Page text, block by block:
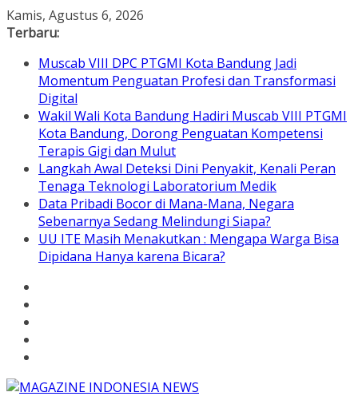
Skip
to
Kamis, Agustus 6, 2026
Terbaru:
Muscab VIII DPC PTGMI Kota Bandung Jadi
Momentum Penguatan Profesi dan Transformasi
Digital
Wakil Wali Kota Bandung Hadiri Muscab VIII PTGMI
Kota Bandung, Dorong Penguatan Kompetensi
Terapis Gigi dan Mulut
Langkah Awal Deteksi Dini Penyakit, Kenali Peran
Tenaga Teknologi Laboratorium Medik
Data Pribadi Bocor di Mana-Mana, Negara
Sebenarnya Sedang Melindungi Siapa?
UU ITE Masih Menakutkan : Mengapa Warga Bisa
Dipidana Hanya karena Bicara?